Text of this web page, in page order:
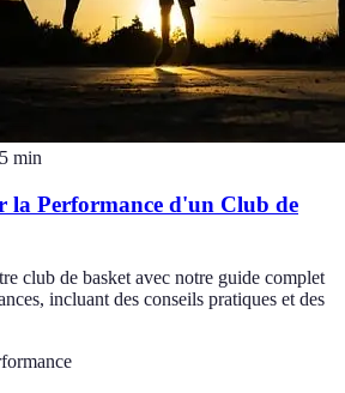
5 min
la Performance d'un Club de
club de basket avec notre guide complet
incluant des conseils pratiques et des